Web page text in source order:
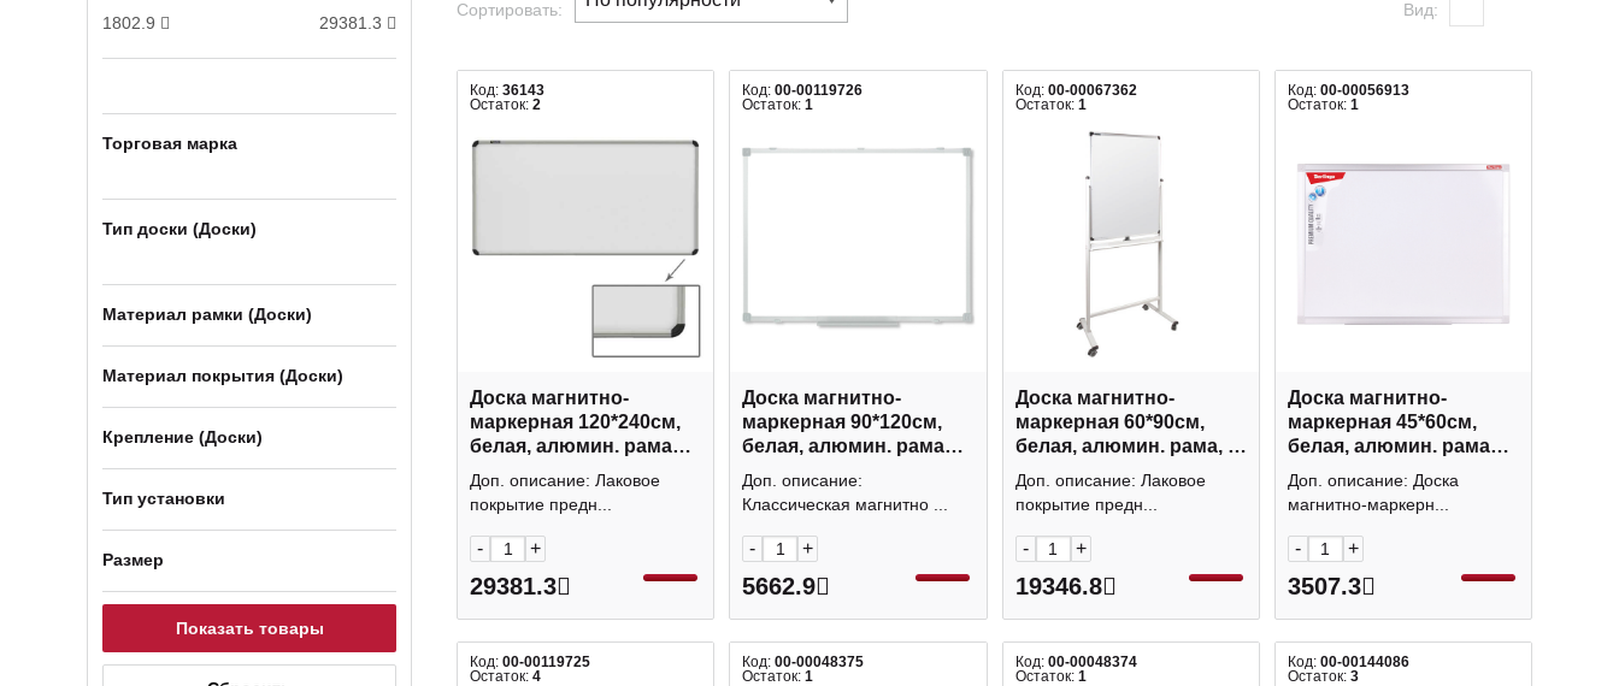
1802.9 29381.3
Торговая марка
Тип доски (Доски)
Материал рамки (Доски)
Материал покрытия (Доски)
Крепление (Доски)
Тип установки
Размер
Сортировать: Вид:
Код: 36143
Остаток: 2
Доска магнитно-
маркерная 120*240см,
белая, алюмин. рама
улучш. "Premium"
231702 Brauberg
Доп. описание: Лаковое
покрытие предн...
- +
29381.3
Код:00-00119726
Остаток:1
Доска магнитно-
маркерная 90*120см,
белая, алюмин. рама
1782563 Klammer
Доп. описание:
Классическая магнитно ...
- +
5662.9
Код: 00-00067362
Остаток: 1
Доска магнитно-
маркерная 60*90см,
белая, алюмин. рама, 2-
стор, колеса "Premium"
236850 Brauberg
Доп. описание: Лаковое
покрытие предн...
- +
19346.8
Код: 00-00056913
Остаток: 1
Доска магнитно-
маркерная 45*60см,
белая, алюмин. рама
"Premium" SDm_02030
Berlingo
Доп. описание: Доска
магнитно-маркерн...
- +
3507.3
Код: 00-00119725
Остаток: 4
Код:00-00048375
Остаток:1
Код: 00-00048374
Остаток: 1
Код: 00-00144086
Остаток: 3